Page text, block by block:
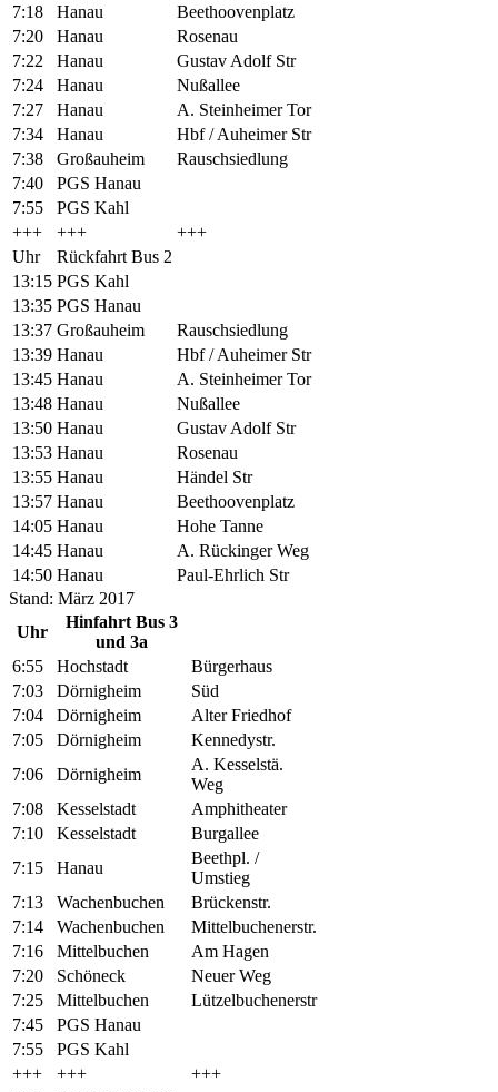
7:18
Hanau
Beethoovenplatz
7:20
Hanau
Rosenau
7:22
Hanau
Gustav Adolf Str
7:24
Hanau
Nußallee
7:27
Hanau
A. Steinheimer Tor
7:34
Hanau
Hbf / Auheimer Str
7:38
Großauheim
Rauschsiedlung
7:40
PGS Hanau
7:55
PGS Kahl
+++
+++
+++
Uhr
Rückfahrt Bus 2
13:15 PGS Kahl
13:35 PGS Hanau
13:37 Großauheim
Rauschsiedlung
13:39 Hanau
Hbf / Auheimer Str
13:45 Hanau
A. Steinheimer Tor
13:48 Hanau
Nußallee
13:50 Hanau
Gustav Adolf Str
13:53 Hanau
Rosenau
13:55 Hanau
Händel Str
13:57 Hanau
Beethoovenplatz
14:05 Hanau
Hohe Tanne
14:45 Hanau
A. Rückinger Weg
14:50 Hanau
Paul-Ehrlich Str
Stand: März 2017
Uhr
Hinfahrt Bus 3
und 3a
6:55
Hochstadt
Bürgerhaus
7:03
Dörnigheim
Süd
7:04
Dörnigheim
Alter Friedhof
7:05
Dörnigheim
Kennedystr.
7:06
Dörnigheim
A. Kesselstä.
Weg
7:08
Kesselstadt
Amphitheater
7:10
Kesselstadt
Burgallee
7:15
Hanau
Beethpl. /
Umstieg
7:13
Wachenbuchen
Brückenstr.
7:14
Wachenbuchen
Mittelbuchenerstr.
7:16
Mittelbuchen
Am Hagen
7:20
Schöneck
Neuer Weg
7:25
Mittelbuchen
Lützelbuchenerstr
7:45
PGS Hanau
7:55
PGS Kahl
+++
+++
+++